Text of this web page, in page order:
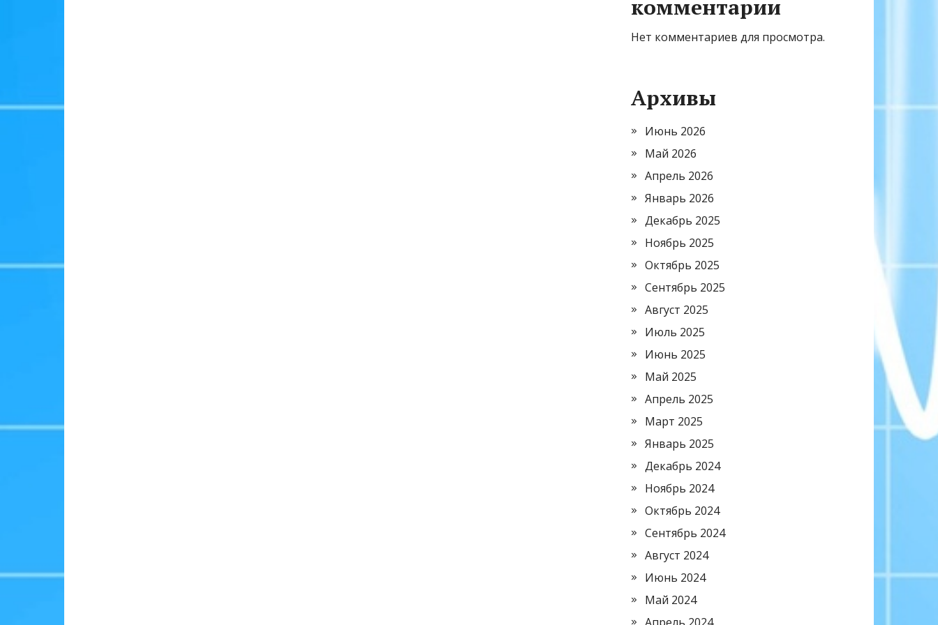
комментарии
Нет комментариев для просмотра.
Архивы
Июнь 2026
Май 2026
Апрель 2026
Январь 2026
Декабрь 2025
Ноябрь 2025
Октябрь 2025
Сентябрь 2025
Август 2025
Июль 2025
Июнь 2025
Май 2025
Апрель 2025
Март 2025
Январь 2025
Декабрь 2024
Ноябрь 2024
Октябрь 2024
Сентябрь 2024
Август 2024
Июнь 2024
Май 2024